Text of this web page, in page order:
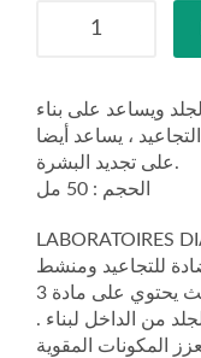
ويساعد على بناء
، يساعد أيضا
على تجديد البشرة.
الحجم : 50 مل
للتجاعيد ومنشط
من الداخل لبناء
المكونات المقوية